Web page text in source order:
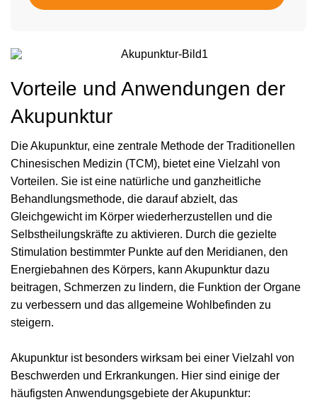
Vorteile und Anwendungen der
Akupunktur
Die Akupunktur, eine zentrale Methode der Traditionellen
Chinesischen Medizin (TCM), bietet eine Vielzahl von
Vorteilen. Sie ist eine natürliche und ganzheitliche
Behandlungsmethode, die darauf abzielt, das
Gleichgewicht im Körper wiederherzustellen und die
Selbstheilungskräfte zu aktivieren. Durch die gezielte
Stimulation bestimmter Punkte auf den Meridianen, den
Energiebahnen des Körpers, kann Akupunktur dazu
beitragen, Schmerzen zu lindern, die Funktion der Organe
zu verbessern und das allgemeine Wohlbefinden zu
steigern.
Akupunktur ist besonders wirksam bei einer Vielzahl von
Beschwerden und Erkrankungen. Hier sind einige der
häufigsten Anwendungsgebiete der Akupunktur: